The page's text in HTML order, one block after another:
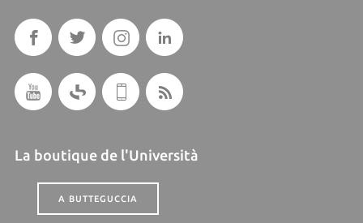
La boutique de l'Università
A BUTTEGUCCIA